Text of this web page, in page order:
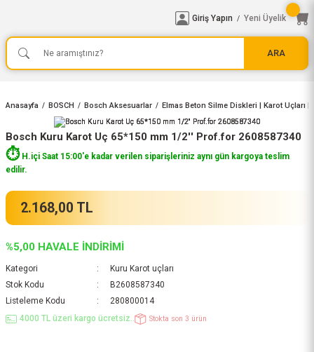
ARA
Giriş Yapın / Yeni Üyelik
Anasayfa BOSCH Bosch Aksesuarlar Elmas Beton Silme Diskleri | Karot Uçları |
Bosch Kuru Karot Uç 65*150 mm 1/2'' Prof.for 2608587340
⏱️H.içi Saat 15:00'e kadar verilen siparişleriniz aynı gün kargoya teslim
edilir.
2.168,00 TL
%5,00 HAVALE İNDİRİMİ
Kategori
Kuru Karot uçları
Stok Kodu
B2608587340
Listeleme Kodu
280800014
4000 TL üzeri kargo ücretsiz..
Stokta son 3 ürün